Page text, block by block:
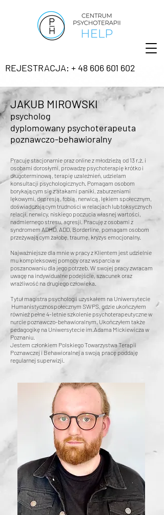
REJESTRACJA: + 48 606 601 602
JAKUB MIROWSKI
psycholog
dyplomowany psychoterapeuta
poznawczo-behawioralny
Pracuję stacjonarnie oraz online z młodzieżą od 13 r.ż. i
osobami dorosłymi, prowadzę psychoterapię krótko i
długoterminową, terapię uzależnień, udzielam
konsultacji psychologicznych. Pomagam osobom
borykającym się z atakami paniki, zaburzeniami
lękowymi, depresją, fobią, nerwicą, lękiem społecznym,
doświadczającym trudności w relacjach lub toksycznych
relacji, nerwicy, niskiego poczucia własnej wartości,
nadmiernego stresu, agresji. Pracuję z osobami z
syndromem ADHD, ADD, Borderline, pomagam osobom
przeżywającym żałobę, traumę, kryzys emocjonalny.
Najważniejsze dla mnie w pracy z Klientem jest udzielnie
mu kompleksowej pomocy oraz wsparcia w
poszanowaniu dla jego potrzeb. W swojej pracy zwracam
uwagę na indywidualne podejście, szacunek oraz
wrażliwość na drugiego człowieka.
Tytuł magistra psychologii uzyskałem na Uniwersytecie
Humanistycznospołecznym SWPS, gdzie ukończyłem
również pełne 4-letnie szkolenie psychoterapeutyczne w
nurcie poznawczo-behawioralnym. Ukończyłem także
pedagogikę na Uniwersytecie im.Adama Mickiewicza w
Poznaniu.
Jestem członkiem Polskiego Towarzystwa Terapii
Poznawczej i Behawioralnej a swoją pracę poddaję
regularnej superwizji.